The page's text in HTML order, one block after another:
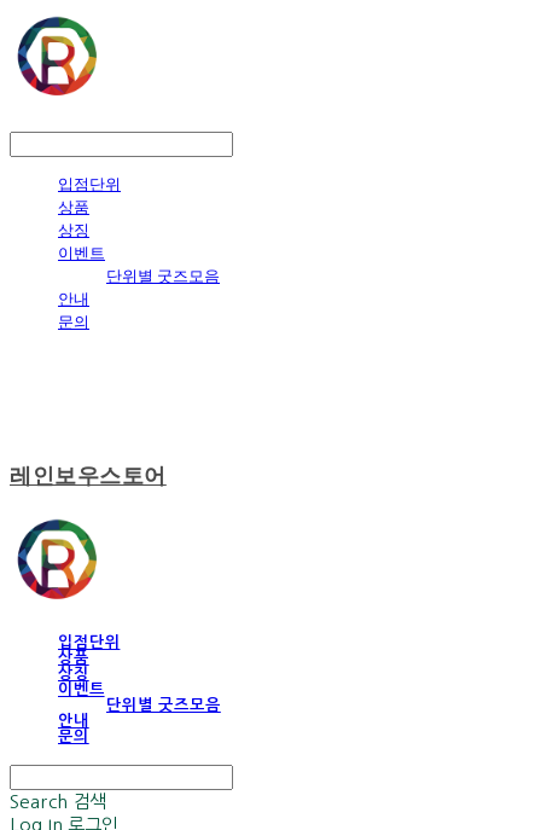
입점단위
상품
상징
이벤트
단위별 굿즈모음
안내
문의
레인보우스토어
입점단위
상품
상징
이벤트
단위별 굿즈모음
안내
문의
Search 검색
Log In 로그인